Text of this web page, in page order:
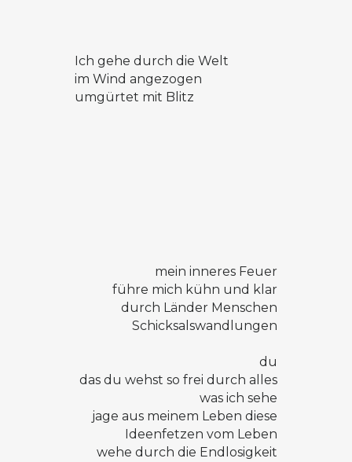
Ich gehe durch die Welt
im Wind angezogen
umgürtet mit Blitz
mein inneres Feuer
führe mich kühn und klar
durch Länder Menschen
Schicksalswandlungen
du
das du wehst so frei durch alles
was ich sehe
jage aus meinem Leben diese
Ideenfetzen vom Leben
wehe durch die Endlosigkeit